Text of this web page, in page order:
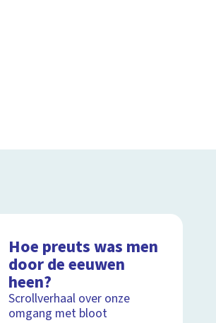
Hoe preuts was men
door de eeuwen
heen?
Scrollverhaal over onze
omgang met bloot